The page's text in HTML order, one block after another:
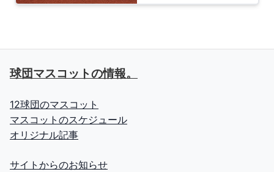
球団マスコットの情報。
12球団のマスコット
マスコットのスケジュール
オリジナル記事
サイトからのお知らせ